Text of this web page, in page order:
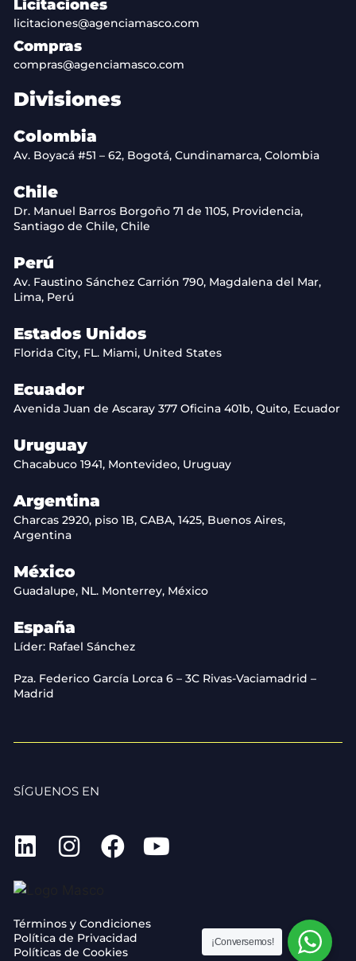
Licitaciones
licitaciones@agenciamasco.com
Compras
compras@agenciamasco.com
Divisiones
Colombia
Av. Boyacá #51 – 62, Bogotá, Cundinamarca, Colombia
Chile
Dr. Manuel Barros Borgoño 71 de 1105, Providencia,
Santiago de Chile, Chile
Perú
Av. Faustino Sánchez Carrión 790, Magdalena del Mar,
Lima, Perú
Estados Unidos
Florida City, FL. Miami, United States
Ecuador
Avenida Juan de Ascaray 377 Oficina 401b, Quito, Ecuador
Uruguay
Chacabuco 1941, Montevideo, Uruguay
Argentina
Charcas 2920, piso 1B, CABA, 1425, Buenos Aires,
Argentina
México
Guadalupe, NL. Monterrey, México
España
Líder: Rafael Sánchez
Pza. Federico García Lorca 6 – 3C Rivas-Vaciamadrid –
Madrid
SÍGUENOS EN
Términos y Condiciones
Política de Privacidad
Políticas de Cookies
¡Conversemos!